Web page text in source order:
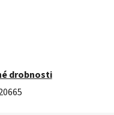
drobnosti